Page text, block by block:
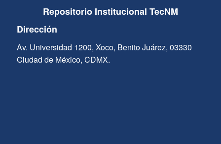
Repositorio Institucional TecNM
Dirección
Av. Universidad 1200, Xoco, Benito Juárez, 03330
Ciudad de México, CDMX.